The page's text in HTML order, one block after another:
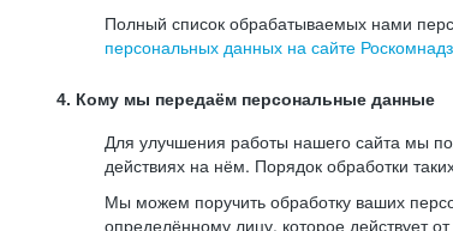
Полный список обрабатываемых нами
персональных данных на сайте
4. Кому мы передаём персональные данные
Для улучшения работы нашего сайта мы
действиях на нём. Порядок обработки
Мы можем поручить обработку ваших
определённому лицу, которое действует